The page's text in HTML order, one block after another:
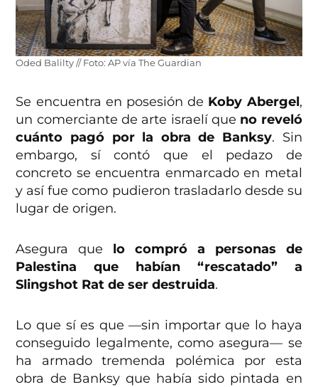
Oded Balilty // Foto: AP vía The Guardian
Se encuentra en posesión de Koby Abergel,
un comerciante de arte israelí que no reveló
cuánto pagó por la obra de Banksy. Sin
embargo, sí contó que el pedazo de
concreto se encuentra enmarcado en metal
y así fue como pudieron trasladarlo desde su
lugar de origen.
Asegura que lo compró a personas de
Palestina que habían “rescatado” a
Slingshot Rat de ser destruida.
Lo que sí es que —sin importar que lo haya
conseguido legalmente, como asegura— se
ha armado tremenda polémica por esta
obra de Banksy que había sido pintada en